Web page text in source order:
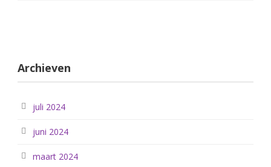
Archieven
juli 2024
juni 2024
maart 2024